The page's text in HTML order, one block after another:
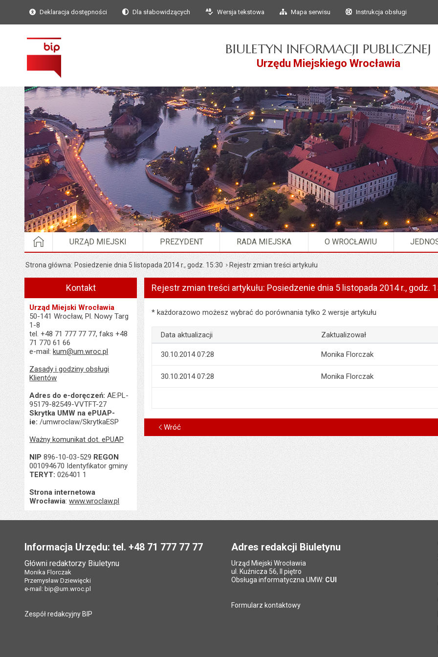
Przejdź do głównego
Przejdź do treści
Deklaracja dostępności Dla słabowidzących Wersja tekstowa Mapa serwisu Instrukcja obsługi
BIULETYN INFORMACJI PUBLICZNEJ
Urzędu Miejskiego Wrocławia
STRONA GŁÓWNA
URZĄD MIEJSKI PREZYDENT RADA MIEJSKA O WROCŁAWIU
Strona główna Posiedzenie dnia 5 listopada 2014 r., godz. 15:30 Rejestr zmian treści artykułu
Kontakt
Urząd Miejski Wrocławia
50-141 Wrocław, Pl. Nowy Targ
1-8
tel. +48 71 777 77 77, faks +48
71 770 61 66
e-mail:kum@um.wroc.pl
Zasady i godziny obsługi
Klientów
Adres do e-doręczeń: AE:PL-
95179-82549-VVTFT-27
Skrytka UMW na ePUAP-
ie: /umwroclaw/SkrytkaESP
Ważny komunikat dot. ePUAP
NIP 896-10-03-529 REGON
001094670 Identyfikator gminy
TERYT: 026401 1
Strona internetowa
Wrocławia:www.wroclaw.pl
Rejestr zmian treści artykułu: Posiedzenie dnia 5 listopada 2014 r., godz.
Rejestr zmian treści artykułu: Posiedzenie dnia 5 listopada 2014 r., godz. 15:30
* każdorazowo możesz wybrać do porównania tylko 2 wersje artykułu
Data aktualizacji Zaktualizował
30.10.2014 07:28 Monika Florczak
30.10.2014 07:28 Monika Florczak
Wróć
Informacja Urzędu: tel. +48 71 777 77 77
Główni redaktorzy Biuletynu
Monika Florczak
Przemysław Dziewięcki
e-mail: bip@um.wroc.pl
Zespół redakcyjny BIP
Adres redakcji Biuletynu
Urząd Miejski Wrocławia
ul. Kuźnicza 56, II piętro
Obsługa informatyczna UMW: CUI
Formularz kontaktowy